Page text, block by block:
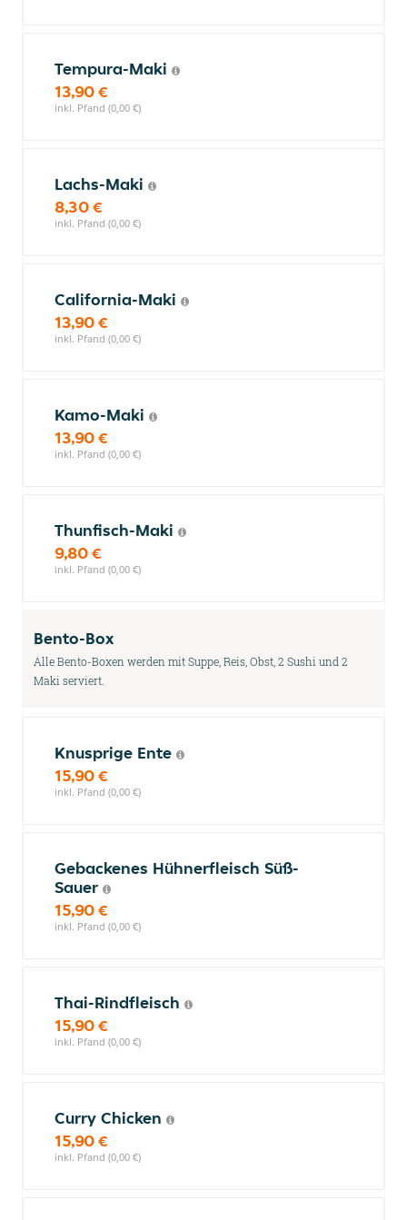
Tempura-Maki
13,90 €
inkl. Pfand (0,00 €)
Lachs-Maki
8,30 €
inkl. Pfand (0,00 €)
California-Maki
13,90 €
inkl. Pfand (0,00 €)
Kamo-Maki
13,90 €
inkl. Pfand (0,00 €)
Thunfisch-Maki
9,80 €
inkl. Pfand (0,00 €)
Bento-Box
Alle Bento-Boxen werden mit Suppe, Reis, Obst, 2 Sushi und 2
Maki serviert.
Knusprige Ente
15,90 €
inkl. Pfand (0,00 €)
Gebackenes Hühnerfleisch Süß-
Sauer
15,90 €
inkl. Pfand (0,00 €)
Thai-Rindfleisch
15,90 €
inkl. Pfand (0,00 €)
Curry Chicken
15,90 €
inkl. Pfand (0,00 €)